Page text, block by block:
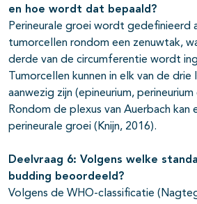
en hoe wordt dat bepaald?
Perineurale groei wordt gedefinieerd
tumorcellen rondom een zenuwtak,
derde van de circumferentie wordt
Tumorcellen kunnen in elk van de
aanwezig zijn (epineurium,
Rondom de plexus van Auerbach kan
perineurale groei (Knijn, 2016).
Deelvraag 6: Volgens welke
budding beoordeeld?
Volgens de WHO-classificatie